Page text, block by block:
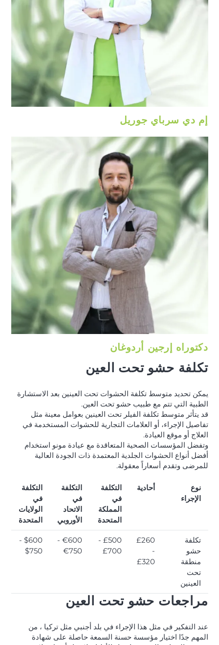
إم دي سرباي جوريل
دكتوراه إرجين أردوغان
تكلفة حشو تحت العين
يمكن تحديد متوسط تكلفة الحشوات تحت العينين بعد الاستشارة
الطبية التي تتم مع طبيب حشو تحت العين.
قد يتأثر متوسط تكلفة الفيلر تحت العينين بعوامل معينة مثل
تفاصيل الإجراء، أو العلامات التجارية للحشوات المستخدمة في
العلاج أو موقع العيادة.
وتفضل المؤسسات الصحية المتعاقدة مع عيادة مونو استخدام
أفضل أنواع الحشوات الجلدية المعتمدة ذات الجودة العالية
للمرضى وتقدم أسعاراً معقولة.
نوع
الإجراء
أحادية
التكلفة
في
المملكة
المتحدة
التكلفة
في
الاتحاد
الأوروبي
التكلفة
في
الولايات
المتحدة
تكلفة
حشو
منطقة
تحت
العينين
£260
-
£320
£500 -
£700
€600 -
€750
$600 -
$750
مراجعات حشو تحت العين
عند التفكير في مثل هذا الإجراء في بلد أجنبي مثل تركيا ، من
المهم جدًا اختيار مؤسسة حسنة السمعة حاصلة على شهادة